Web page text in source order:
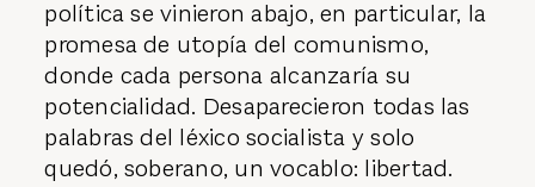
política se vinieron abajo, en particular, la
promesa de utopía del comunismo,
donde cada persona alcanzaría su
potencialidad. Desaparecieron todas las
palabras del léxico socialista y solo
quedó, soberano, un vocablo: libertad.